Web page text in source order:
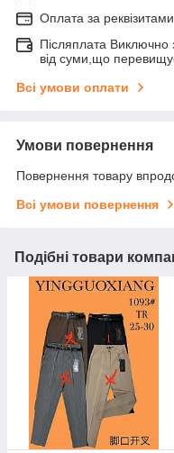
Оплата за реквізитами
Післяплата
від суми,що
Всі умови оплати
Умови повернення
Повернення товару
Всі умови повернення
Подібні товари